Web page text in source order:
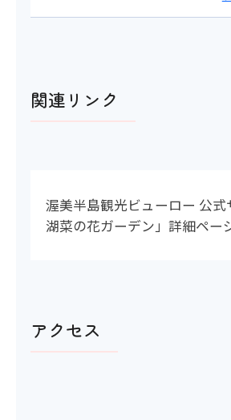
関連リンク
渥美半島観光ビューロー 公式
湖菜の花ガーデン」詳細ペー
アクセス